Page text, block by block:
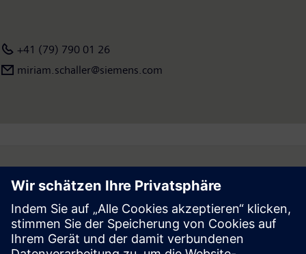
+41 (79) 790 01 26
miriam.schaller@siemens.com
Follow